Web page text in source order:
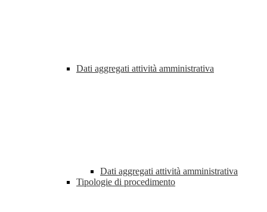
Dati aggregati attività amministrativa
Dati aggregati attività amministrativa
Tipologie di procedimento